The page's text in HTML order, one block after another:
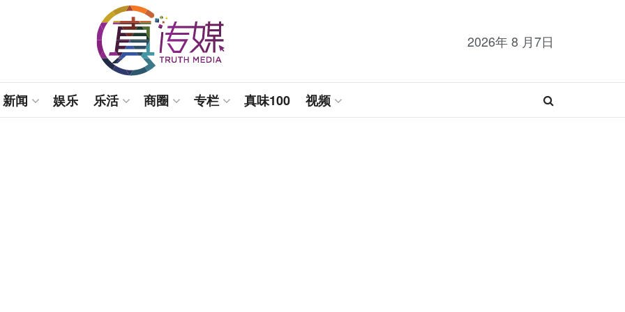
2026年 8 月7日
新闻 娱乐 乐活 商圈 专栏 真味100 视频